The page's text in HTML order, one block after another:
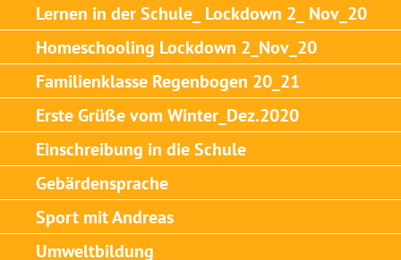
Lernen in der Schule_ Lockdown 2_ Nov_20
Homeschooling Lockdown 2_Nov_20
Familienklasse Regenbogen 20_21
Erste Grüße vom Winter_Dez.2020
Einschreibung in die Schule
Gebärdensprache
Sport mit Andreas
Umweltbildung